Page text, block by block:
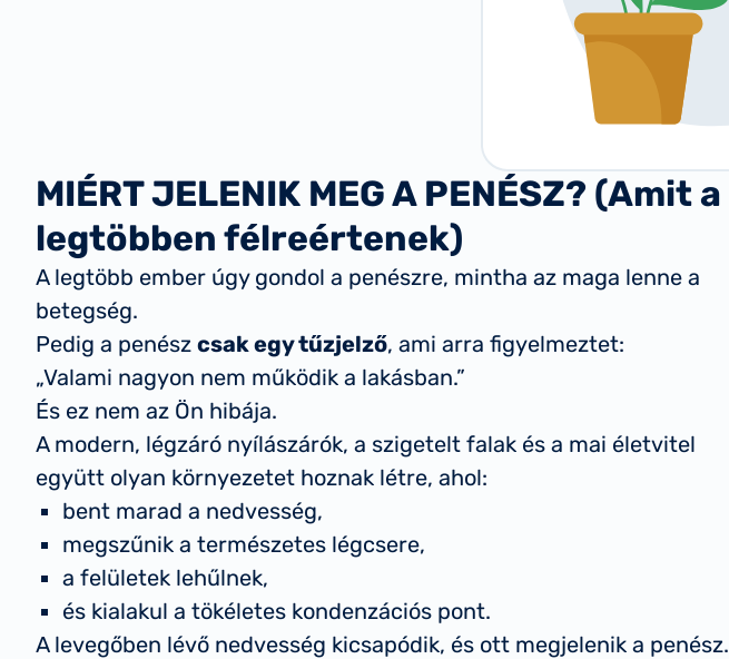
MIÉRT JELENIK MEG A PENÉSZ? (Amit a
legtöbben félreértenek)
A legtöbb ember úgy gondol a penészre, mintha az maga lenne a
betegség.
Pedig a penész csak egy tűzjelző, ami arra figyelmeztet:
„Valami nagyon nem működik a lakásban.”
És ez nem az Ön hibája.
A modern, légzáró nyílászárók, a szigetelt falak és a mai életvitel
együtt olyan környezetet hoznak létre, ahol:
bent marad a nedvesség,
megszűnik a természetes légcsere,
a felületek lehűlnek,
és kialakul a tökéletes kondenzációs pont.
A levegőben lévő nedvesség kicsapódik, és ott megjelenik a penész.